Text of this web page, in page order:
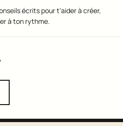
écrits pour t'aider à créer,
à ton rythme.